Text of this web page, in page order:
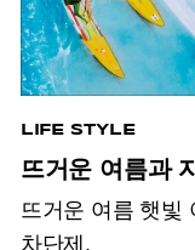
LIFE STYLE
뜨거운 여름과
뜨거운 여름 햇빛
차단제.